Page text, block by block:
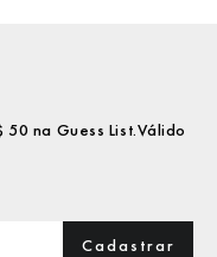
50 na Guess List.Válido
Cadastrar